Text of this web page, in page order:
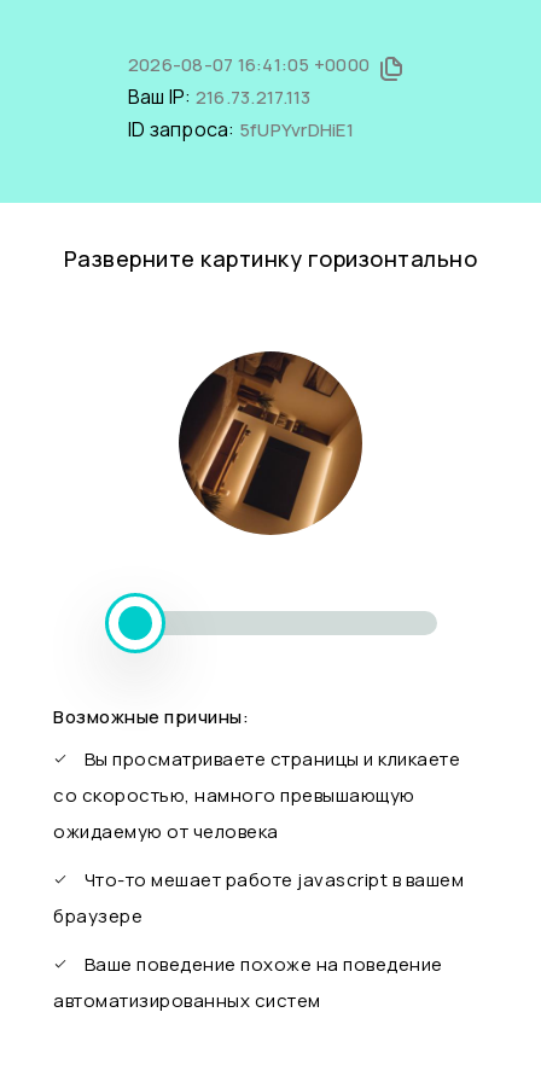
2026-08-07 16:41:05 +0000
Ваш IP: 216.73.217.113
ID запроса: 5fUPYvrDHiE1
Разверните картинку горизонтально
Возможные причины:
Вы просматриваете страницы и кликаете
со скоростью, намного превышающую
ожидаемую от человека
Что-то мешает работе javascript в вашем
браузере
Ваше поведение похоже на поведение
автоматизированных систем